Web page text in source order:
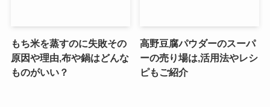
もち米を蒸すのに失敗その
原因や理由,布や鍋はどんな
ものがいい？
高野豆腐パウダーのスーパ
ーの売り場は,活用法やレシ
ピもご紹介